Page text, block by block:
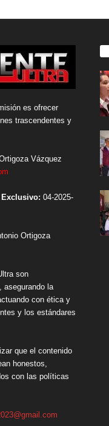
es ofrecer
trascendentes y
Vázquez
Exclusivo: 04-2025-
Ortigoza
son
asegurando la
con ética y
y los estándares
que el contenido
honestos,
con las políticas